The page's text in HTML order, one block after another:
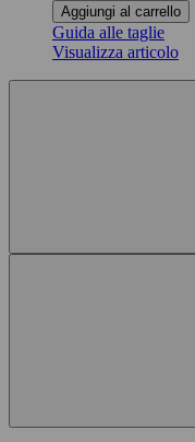
Aggiungi al carrello
Guida alle taglie
Visualizza articolo